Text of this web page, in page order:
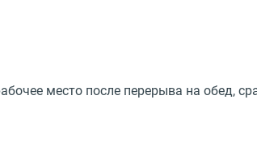
место после перерыва на обед,